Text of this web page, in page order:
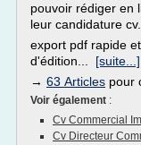
pouvoir rédiger en
leur candidature cv...
export pdf rapide
d'édition... [suite...]
→ 63 Articles pour
Voir également :
Cv Commercial
Cv Directeur